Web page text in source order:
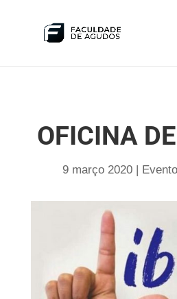
OFICINA
9 março 2020 |